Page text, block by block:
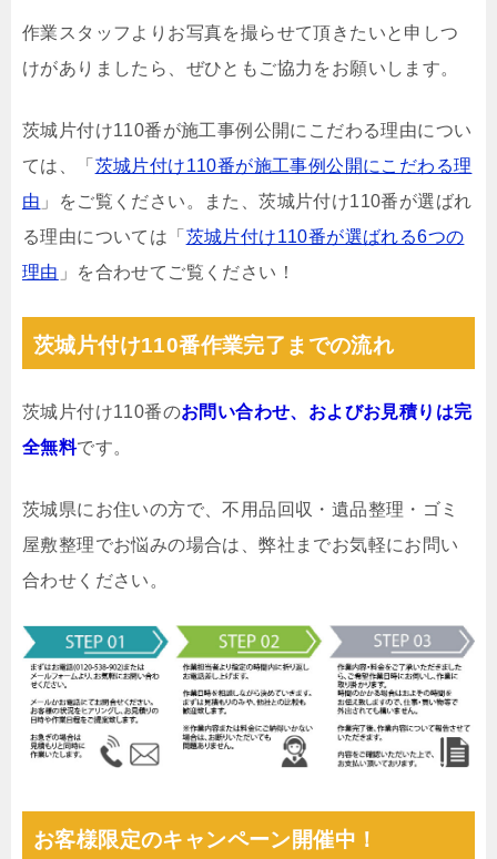
作業スタッフよりお写真を撮らせて頂きたいと申しつ
けがありましたら、ぜひともご協力をお願いします。
茨城片付け110番が施工事例公開にこだわる理由につい
ては、「 茨城片付け110番が施工事例公開にこだわる理
由 」をご覧ください。また、茨城片付け110番が選ばれ
る理由については「 茨城片付け110番が選ばれる6つの
理由 」を合わせてご覧ください！
茨城片付け110番作業完了までの流れ
茨城片付け110番のお問い合わせ、およびお見積りは完
全無料です。
茨城県にお住いの方で、不用品回収・遺品整理・ゴミ
屋敷整理でお悩みの場合は、弊社までお気軽にお問い
合わせください。
お客様限定のキャンペーン開催中！